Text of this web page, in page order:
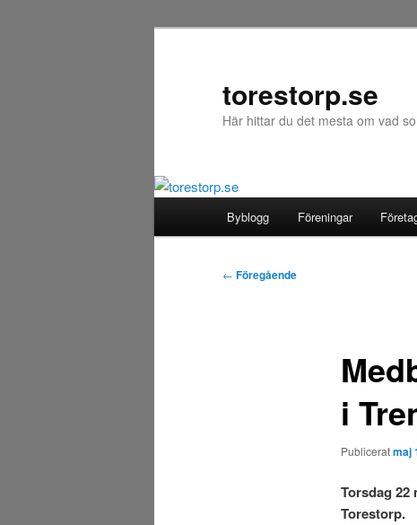
torestorp.se
Här hittar du det mesta om vad
Byblogg Föreningar
Inläggsnavigering
← Föregående
i
Publiceratmaj
Torsdag 22
Torestorp.